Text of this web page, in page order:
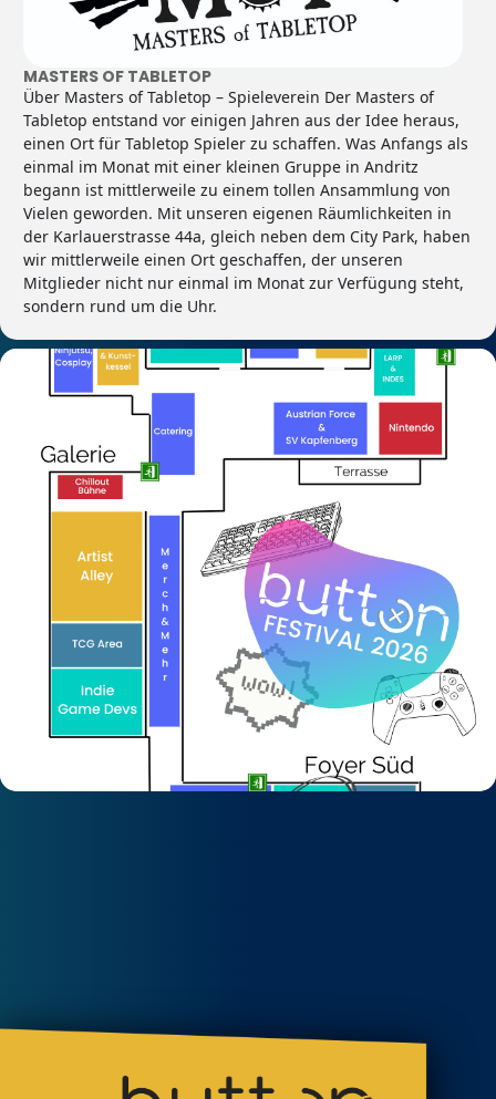
MASTERS OF TABLETOP
Über Masters of Tabletop – Spieleverein Der Masters of
Tabletop entstand vor einigen Jahren aus der Idee heraus,
einen Ort für Tabletop Spieler zu schaffen. Was Anfangs als
einmal im Monat mit einer kleinen Gruppe in Andritz
begann ist mittlerweile zu einem tollen Ansammlung von
Vielen geworden. Mit unseren eigenen Räumlichkeiten in
der Karlauerstrasse 44a, gleich neben dem City Park, haben
wir mittlerweile einen Ort geschaffen, der unseren
Mitglieder nicht nur einmal im Monat zur Verfügung steht,
sondern rund um die Uhr.